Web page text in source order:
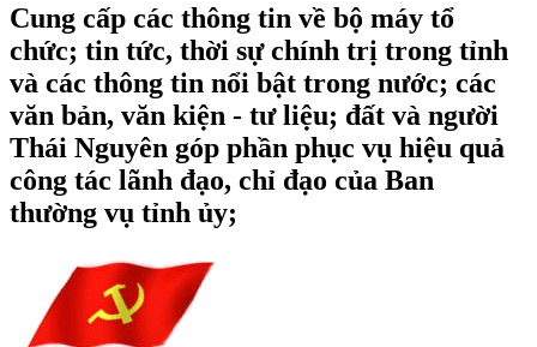
Cung cấp các thông tin về bộ máy tổ
chức; tin tức, thời sự chính trị trong tỉnh
và các thông tin nổi bật trong nước; các
văn bản, văn kiện - tư liệu; đất và người
Thái Nguyên góp phần phục vụ hiệu quả
công tác lãnh đạo, chỉ đạo của Ban
thường vụ tỉnh ủy;